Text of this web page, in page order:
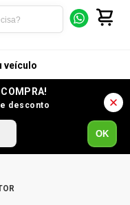
veículo
desconto
OK